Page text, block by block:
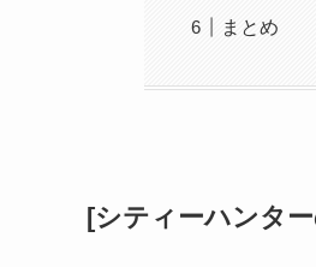
まとめ
[シティーハンタ